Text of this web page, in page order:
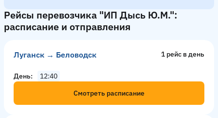
Рейсы перевозчика "ИП Дысь Ю.М.":
расписание и отправления
Луганск → Беловодск 1 рейс в день
День
12:40
Смотреть расписание